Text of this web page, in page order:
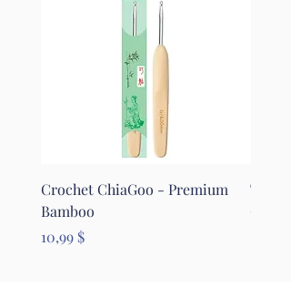
Crochet ChiaGoo - Premium
Bamboo
Prix
10,99 $
Tapis
Clover